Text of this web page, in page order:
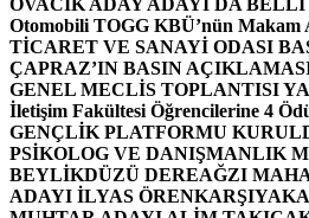
OVACIK ADAY ADAYI DA BELLİ
Otomobili TOGG KBÜ’nün Makam
TİCARET VE SANAYİ ODASI
ÇAPRAZ’IN BASIN
GENEL MECLİS TOPLANTISI
İletişim Fakültesi Öğrencilerine 4
GENÇLİK PLATFORMU
PSİKOLOG VE DANIŞMANLIK
BEYLİKDÜZÜ DEREAĞZI
ADAYI İLYAS ÖREN